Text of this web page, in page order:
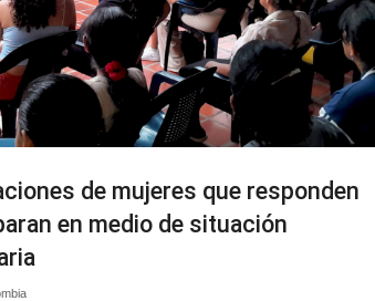
de mujeres que responden
en medio de situación